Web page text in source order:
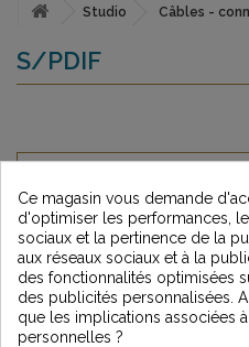
Studio Câbles -
S/PDIF
Ce magasin vous demande
d'optimiser les performances,
sociaux et la pertinence de la
aux réseaux sociaux et à la
des fonctionnalités optimisées
des publicités personnalisées.
que les implications associées
personnelles ?